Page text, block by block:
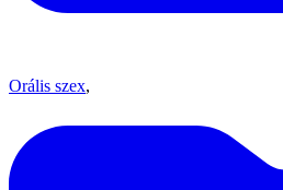
Orális szex,